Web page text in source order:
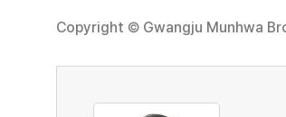
Copyright © Gwangju Munhwa